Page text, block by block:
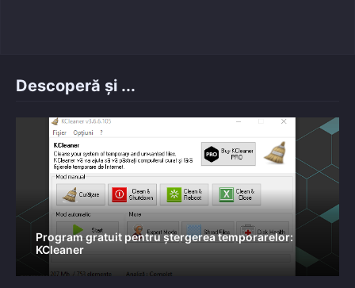
Descoperă și ...
Program gratuit pentru ștergerea temporarelor:
KCleaner